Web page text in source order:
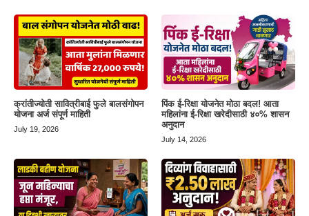
क्रांतीज्योती सावित्रीबाई फुले बालसंगोपन
योजना अर्ज संपूर्ण माहिती
July 19, 2026
पिंक ई-रिक्षा योजनेत मोठा बदल! आता
महिलांना ई-रिक्षा खरेदीसाठी ४०% शासन
अनुदान
July 14, 2026